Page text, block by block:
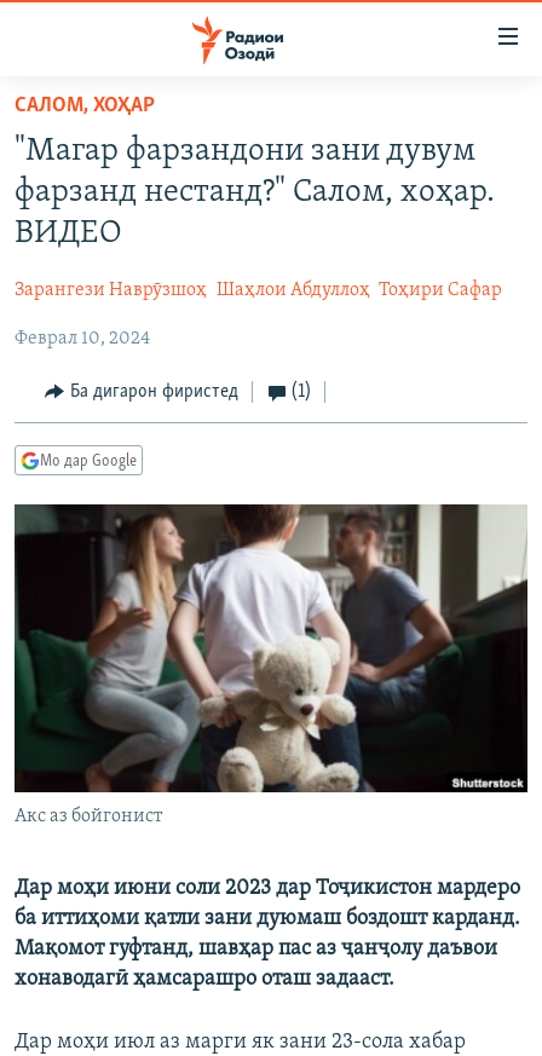
Ҷаҳиш
мояи
аслӣ
Ҷаҳиш
ба
феҳристи
аслӣ
Ҷаҳиш
ҷустор
ГӮШАҲО
ИҚТИСОД
ҚАЗИЯИ "КРОКУС"
ОСИЁИ МАРКАЗӢ
ФАРҲАНГ
ВАРЗИШ
ГАПИ ОЗОД
РӮЗГОРИ МУҲОҶИР
ТАҲҚИҚОТ
ҶАНГ ДАР УКРАИНА
НАЗАРИ МАРДУМ
ОЗОДӢ ОНЛАЙН
ВИДЕО
НИГОРИСТОН
ГУЗОРИШҲОИ РАДИОӢ
РӮЙХАТҲО
КИТОБҲОИ ОЗОДӢ
ПАЙГИРӢ КУНЕД
Ҳамаи сомонаҳои RFE/RL
САЛОМ, ХОҲАР
"Магар фарзандони зани дувум
фарзанд нестанд?" Салом, хоҳар.
ВИДЕО
Зарангези Наврӯзшоҳ Шаҳлои Абдуллоҳ Тоҳири Сафар
Феврал 10, 2024
Ба дигарон фиристед (1)
Мо дар Google
Акс аз бойгонист
Дар моҳи июни соли 2023 дар Тоҷикистон мардеро
ба иттиҳоми қатли зани дуюмаш боздошт карданд.
Мақомот гуфтанд, шавҳар пас аз ҷанҷолу даъвои
хонаводагӣ ҳамсарашро оташ задааст.
Дар моҳи июл аз марги як зани 23-сола хабар